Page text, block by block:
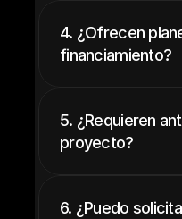
4. ¿Ofrecen
financiamiento?
5. ¿Requieren
proyecto?
6. ¿Puedo